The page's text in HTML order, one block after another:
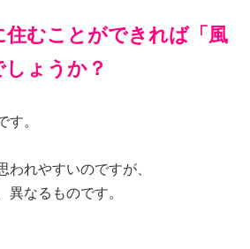
住むことができれば「風
ょうか？
す。
われやすいのですが、
異なるものです。